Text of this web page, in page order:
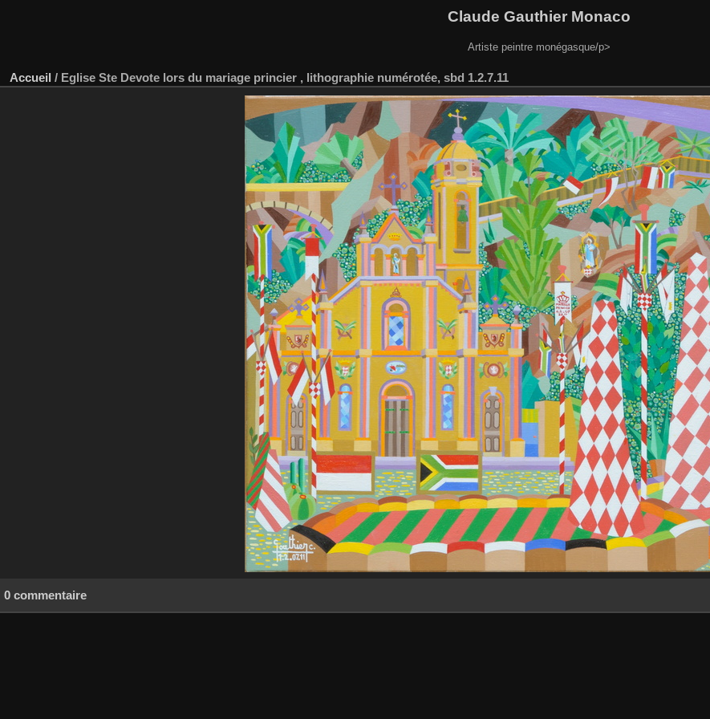
Claude Gauthier Monaco
Artiste peintre monégasque/p>
Accueil / Eglise Ste Devote lors du mariage princier , lithographie numérotée, sbd 1.2.7.11
0 commentaire